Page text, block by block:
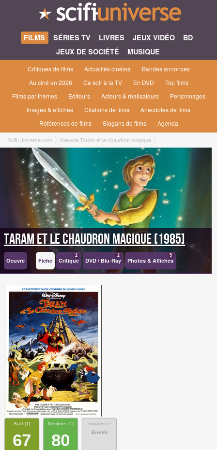
FILMS SÉRIES TV LIVRES JEUX VIDÉO
BD
JEUX DE SOCIÉTÉ
MUSIQUE
Critiques de films Actualités cinéma
Bandes annonces
Au ciné en 2026
Ce soir à la TV En DVD
Top films
Films par thèmes
Editeurs Acteurs & réalisateurs
Personnages
Images & affiches
Citations de films
Anecdotes de films
Références de films
Slogans de films Agenda
Scifi-Universe.com
l'oeuvre Taram et le chaudron magique
Taram et le chaudron magique [1985]
Taram et le chaudron magique [1985]
Oeuvre Fiche Critique
2
DVD / Blu-Ray
2
Photos & Affiches
5
Staff (1)
67
Membres (1)
80
Impatience
Bientôt